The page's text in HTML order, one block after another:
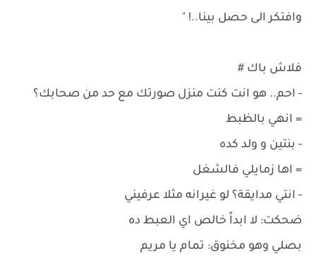
وافتكر الى حصل بينا..! "
فلاش باك #
- احم.. هو انت كنت منزل صورتك مع حد من صحابك؟
= انهي بالظبط
- بنتين و ولد كده
= اها زمايلي فالشغل
- انتي مدايقة؟ لو غيرانه مثلا عرفيني
ضحكت: لا ابداً خالص اي العبط ده
بصلي وهو مخنوق: تمام يا مريم